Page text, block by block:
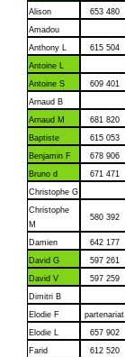
Alison
653 480
Amadou
Anthony L
615 504
Antoine L
Antoine S
609 401
Arnaud B
Arnaud M
681 820
Baptiste
615 053
Benjamin F
678 906
Bruno d
671 471
Christophe G
Christophe
M
580 392
Damien 642 177
David G
597 261
David V
597 259
Dimitri B
Elodie F
partenariat
Elodie L
657 902
Farid
612 520